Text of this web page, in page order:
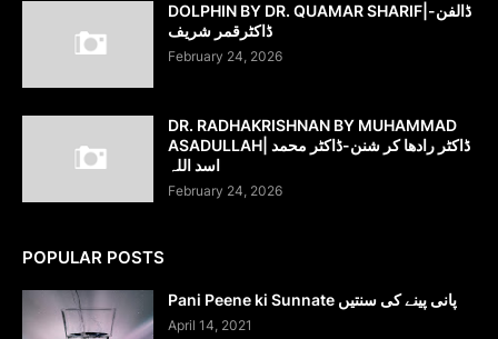
DOLPHIN BY DR. QUAMAR SHARIF|ڈالفن-
ڈاکٹرقمر شریف
February 24, 2026
DR. RADHAKRISHNAN BY MUHAMMAD
ASADULLAH| ڈاکٹر رادھا کر شنن-ڈاکٹر محمد
اسد اللہ
February 24, 2026
POPULAR POSTS
Pani Peene ki Sunnate پانی پینے کی سنتیں
April 14, 2021